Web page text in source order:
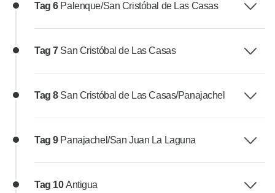
Tag 6 Palenque/San Cristóbal de Las Casas
Tag 7 San Cristóbal de Las Casas
Tag 8 San Cristóbal de Las Casas/Panajachel
Tag 9 Panajachel/San Juan La Laguna
Tag 10Antigua